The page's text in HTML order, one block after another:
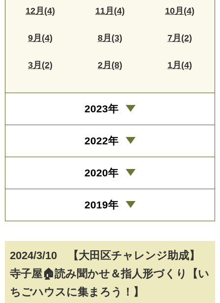
2024/3/10 【大田区チャレンジ助成】
寺子屋🏠読み聞かせ＆指人形づくり【い
ちごハウスに集まろう！】
12月(4) 11月(4) 10月(4)
9月(4) 8月(3) 7月(2)
3月(2) 2月(8) 1月(4)
2023年
2022年
2020年
2019年